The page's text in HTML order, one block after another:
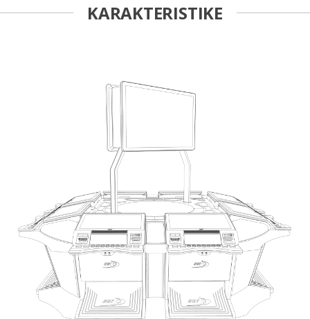
KARAKTERISTIKE